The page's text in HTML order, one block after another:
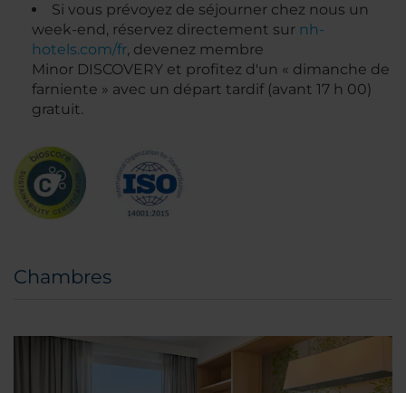
Si vous prévoyez de séjourner chez nous un
week-end, réservez directement sur nh-
hotels.com/fr, devenez membre
Minor DISCOVERY et profitez d'un « dimanche de
farniente » avec un départ tardif (avant 17 h 00)
gratuit.
Chambres